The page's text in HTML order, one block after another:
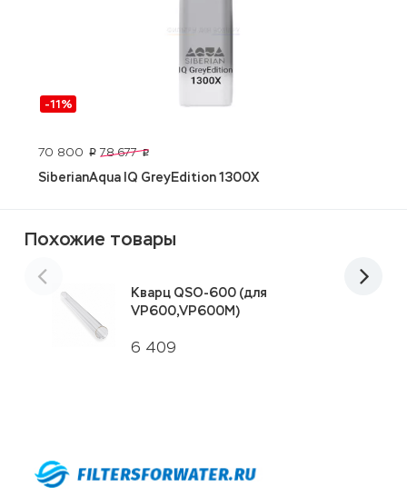
-11%
70 800 p 78 677 p
SiberianAqua IQ GreyEdition 1300X
Похожие товары
6 409
Кварц QSO-600 (для
VP600,VP600M)